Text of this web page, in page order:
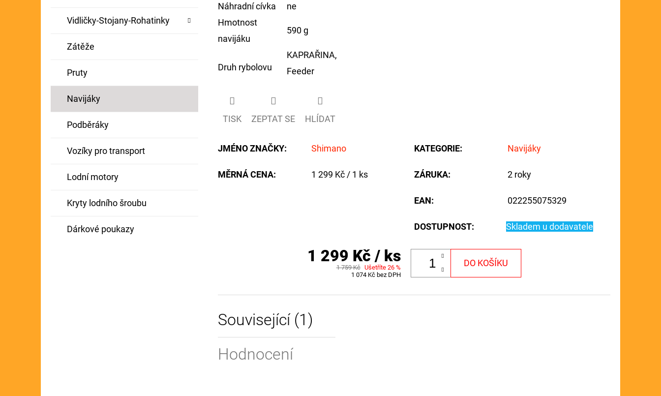
Vidličky-Stojany-Rohatinky
Zátěže
Pruty
Navijáky
Podběráky
Vozíky pro transport
Lodní motory
Kryty lodního šroubu
Dárkové poukazy
Náhradní cívka
ne
Hmotnost
navijáku
590 g
Druh rybolovu
KAPRAŘINA,
Feeder
TISK ZEPTAT SE HLÍDAT
JMÉNO ZNAČKY: Shimano
MĚRNÁ CENA:
Měrná
1 299 Kč / 1 ks
KATEGORIE: Navijáky
ZÁRUKA: 2 roky
EAN: 022255075329
DOSTUPNOST: Skladem u dodavatele
1 299 Kč / ks
1 759 Kč Ušetříte 26 %
1 074 Kč bez DPH
DO KOŠÍKU
Související (1)
Hodnocení